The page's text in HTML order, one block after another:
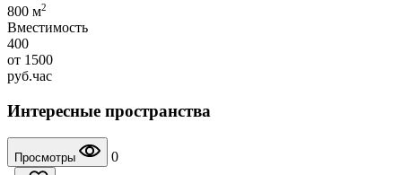
800 м2
Вместимость
400
от 1500
руб.час
Интересные пространства
Просмотры
0